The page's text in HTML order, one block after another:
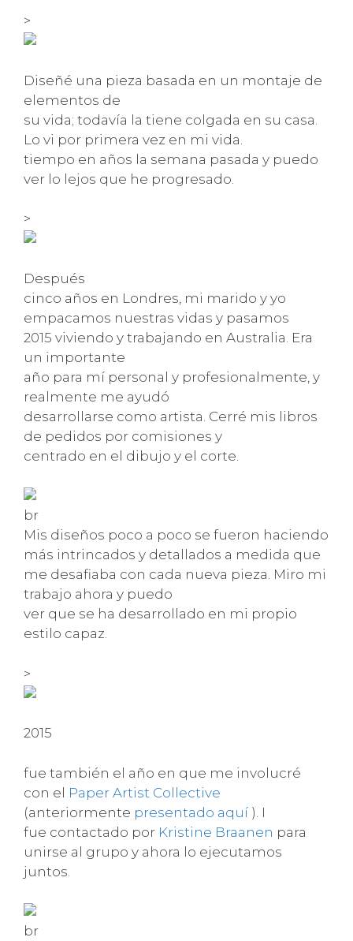
>
Diseñé una pieza basada en un montaje de
elementos de
su vida; todavía la tiene colgada en su casa.
Lo vi por primera vez en mi vida.
tiempo en años la semana pasada y puedo
ver lo lejos que he progresado.
>
Después
cinco años en Londres, mi marido y yo
empacamos nuestras vidas y pasamos
2015 viviendo y trabajando en Australia. Era
un importante
año para mí personal y profesionalmente, y
realmente me ayudó
desarrollarse como artista. Cerré mis libros
de pedidos por comisiones y
centrado en el dibujo y el corte.
br
Mis diseños poco a poco se fueron haciendo
más intrincados y detallados a medida que
me desafiaba con cada nueva pieza. Miro mi
trabajo ahora y puedo
ver que se ha desarrollado en mi propio
estilo capaz.
>
2015
fue también el año en que me involucré
con el Paper Artist Collective
(anteriormente presentado aquí ). I
fue contactado por Kristine Braanen para
unirse al grupo y ahora lo ejecutamos
juntos.
br